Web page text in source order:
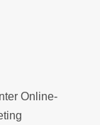
Online-